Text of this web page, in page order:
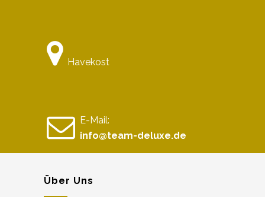
Havekost
E-Mail:
info@team-deluxe.de
Über Uns